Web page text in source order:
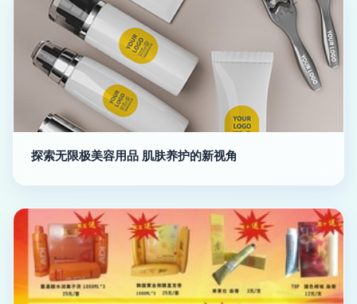
探索无限极美容用品 肌肤养护的新视角